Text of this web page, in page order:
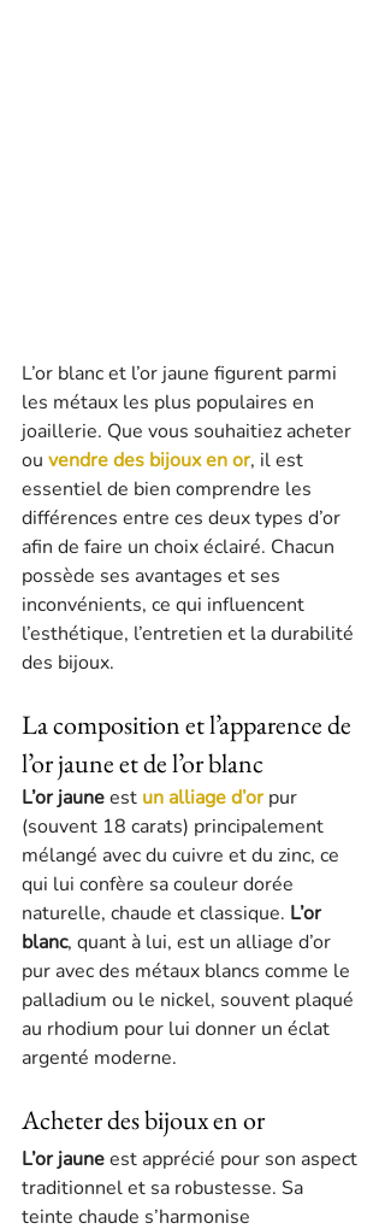
L’or blanc et l’or jaune figurent parmi
les métaux les plus populaires en
joaillerie. Que vous souhaitiez acheter
ou vendre des bijoux en or, il est
essentiel de bien comprendre les
différences entre ces deux types d’or
afin de faire un choix éclairé. Chacun
possède ses avantages et ses
inconvénients, ce qui influencent
l’esthétique, l’entretien et la durabilité
des bijoux.
La composition et l’apparence de
l’or jaune et de l’or blanc
L’or jaune est un alliage d’or pur
(souvent 18 carats) principalement
mélangé avec du cuivre et du zinc, ce
qui lui confère sa couleur dorée
naturelle, chaude et classique. L’or
blanc, quant à lui, est un alliage d’or
pur avec des métaux blancs comme le
palladium ou le nickel, souvent plaqué
au rhodium pour lui donner un éclat
argenté moderne.
Acheter des bijoux en or
L’or jaune est apprécié pour son aspect
traditionnel et sa robustesse. Sa
teinte chaude s’harmonise